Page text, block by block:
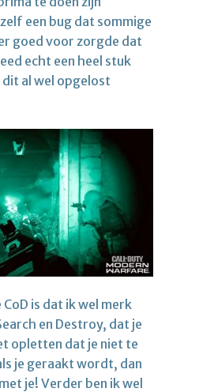
een bug dat sommige
goed voor zorgde dat
echt een heel stuk
dit al wel opgelost
is dat ik wel merk
en Destroy, dat je
opletten dat je niet te
je geraakt wordt, dan
je! Verder ben ik wel